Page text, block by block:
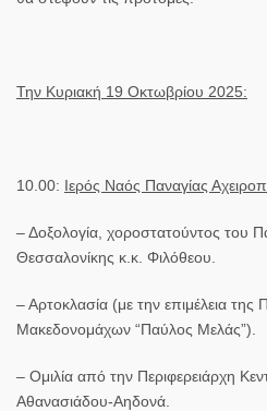
Την Κυριακή 19 Οκτωβρίου 2025:
10.00: Ιερός Ναός Παναγίας
– Δοξολογία, χοροστατούντος του
Θεσσαλονίκης κ.κ. Φιλόθεου.
– Αρτοκλασία (με την επιμέλεια
Μακεδονομάχων “Παύλος Μελάς”).
– Ομιλία από την Περιφερειάρχη
Αθανασιάδου-Αηδονά.